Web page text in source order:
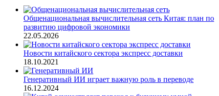
Общенациональная вычислительная сеть Китая: план по
развитию цифровой экономики
22.05.2026
Новости китайского сектора экспресс доставки
18.10.2021
Генеративный ИИ играет важную роль в переводе
16.12.2024